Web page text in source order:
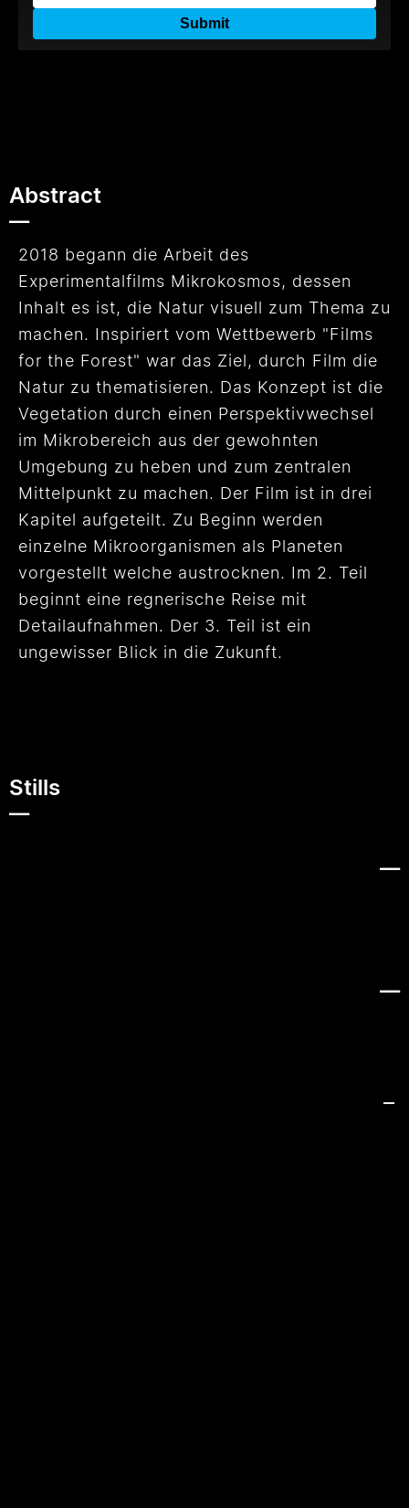
Abstract
__
2018 begann die Arbeit des
Experimentalfilms Mikrokosmos, dessen
Inhalt es ist, die Natur visuell zum Thema zu
machen. Inspiriert vom Wettbewerb "Films
for the Forest" war das Ziel, durch Film die
Natur zu thematisieren. Das Konzept ist die
Vegetation durch einen Perspektivwechsel
im Mikrobereich aus der gewohnten
Umgebung zu heben und zum zentralen
Mittelpunkt zu machen. Der Film ist in drei
Kapitel aufgeteilt. Zu Beginn werden
einzelne Mikroorganismen als Planeten
vorgestellt welche austrocknen. Im 2. Teil
beginnt eine regnerische Reise mit
Detailaufnahmen. Der 3. Teil ist ein
ungewisser Blick in die Zukunft.
Stills
__
__
__